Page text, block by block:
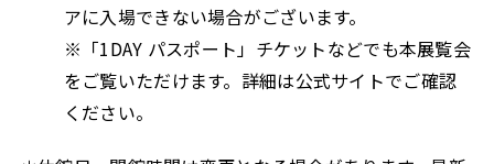
アに入場できない場合がございます。
※「1DAY パスポート」チケットなどでも本展覧会
をご覧いただけます。詳細は公式サイトでご確認
ください。